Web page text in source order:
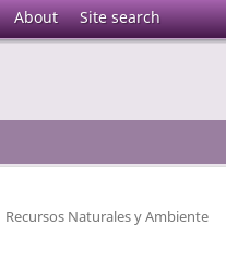
About Site search
Recursos Naturales y Ambiente